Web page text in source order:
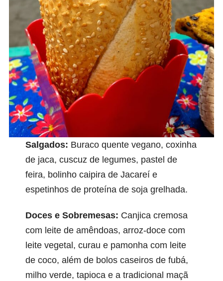
Salgados: Buraco quente vegano, coxinha
de jaca, cuscuz de legumes, pastel de
feira, bolinho caipira de Jacareí e
espetinhos de proteína de soja grelhada.
Doces e Sobremesas: Canjica cremosa
com leite de amêndoas, arroz-doce com
leite vegetal, curau e pamonha com leite
de coco, além de bolos caseiros de fubá,
milho verde, tapioca e a tradicional maçã